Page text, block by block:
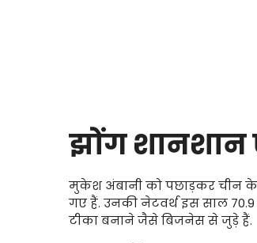
झोंग शानशान
मुकेश अंबानी को पछाड़कर चीन के
गए हैं. उनकी नेटवर्थ इस साल
टीका बनाने जैसे बिजनेस से जुड़े हैं.